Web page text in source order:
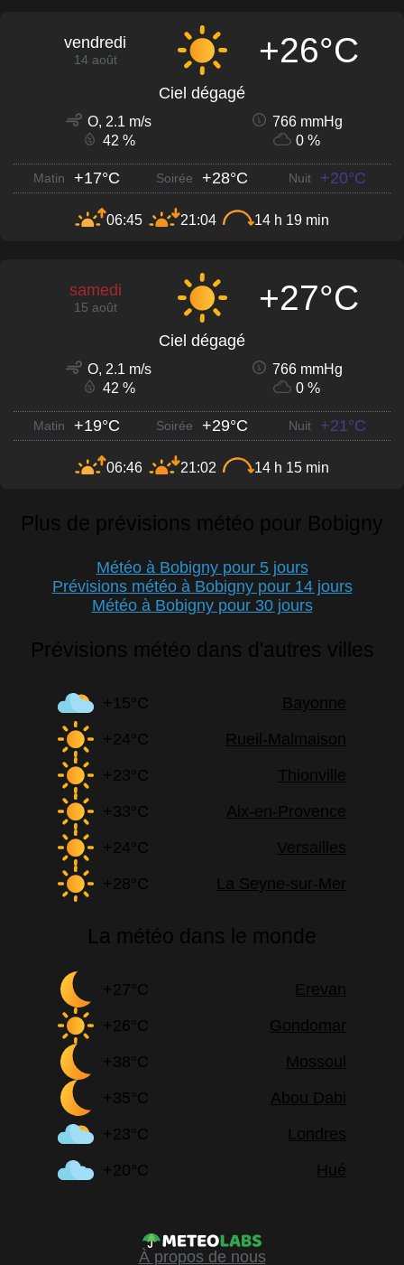
vendredi
14 août +26°C
Ciel dégagé
O, 2.1 m/s
766 mmHg
42 %
0 %
Matin +17°C Soirée +28°C Nuit +20°C
06:45 21:04 14 h 19 min
samedi
15 août +27°C
Ciel dégagé
O, 2.1 m/s
766 mmHg
42 %
0 %
Matin +19°C Soirée +29°C Nuit +21°C
06:46 21:02 14 h 15 min
Plus de prévisions météo pour Bobigny
Météo à Bobigny pour 5 jours
Prévisions météo à Bobigny pour 14 jours
Météo à Bobigny pour 30 jours
Prévisions météo dans d'autres villes
+15°C
Bayonne
+24°C
Rueil-Malmaison
+23°C
Thionville
+33°C
Aix-en-Provence
+24°C
Versailles
+28°C
La Seyne-sur-Mer
La météo dans le monde
+27°C
Erevan
+26°C
Gondomar
+38°C
Mossoul
+35°C
Abou Dabi
+23°C
Londres
+20°C
Hué
À propos de nous